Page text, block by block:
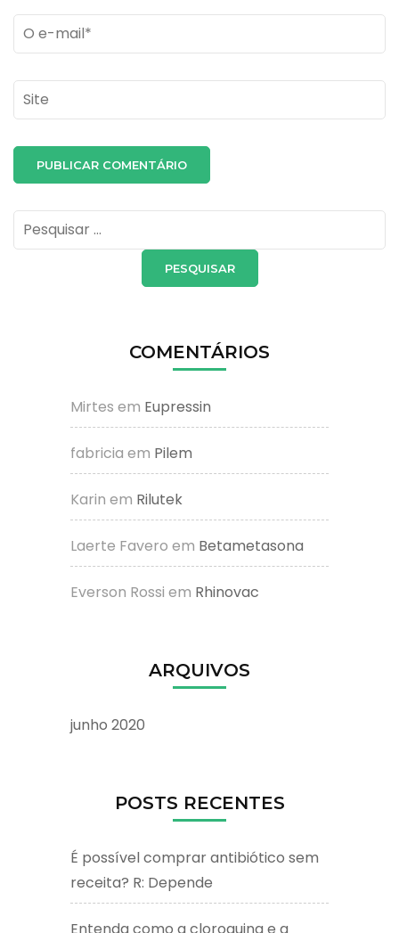
Email *
Site
Pesquisar
por:
COMENTÁRIOS
Mirtes em Eupressin
fabricia em Pilem
Karin em Rilutek
Laerte Favero em Betametasona
Everson Rossi em Rhinovac
ARQUIVOS
junho 2020
POSTS RECENTES
É possível comprar antibiótico sem
receita? R: Depende